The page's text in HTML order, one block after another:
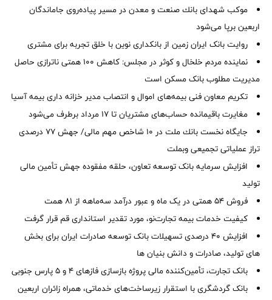
موكب شهدای بانك صنعت و معدن در مسیر پیاده‌روی جاماندگان
اربعین برپا می‌شود
روایت بانک ایران زمین از بانکداری نوین با خلق تجربه برای مشتری
نماینده مردم خلخال و کوثر در مجلس: کاهش ۱۰۰ همتی ناترازی حاصل
مدیریت مطلوب بانک مسکن است
تکریم معاون فنی بیمه‌های اموال و انتصاب مدیر خزانه داری بیمه آسیا
مغایرت‌ باقیمانده حساب‌های مشتریان تا ۱۷ مرداد برطرف می‌شود
جایگاه نخست بانك ملت در 10 شاخص مهم مالی/ جهش 77 درصدی
تراز عملیاتی تجمیعی وبملت
افزایش سرمایه بانک توسعه تعاون، حلقه مفقوده جهش تأمین مالی
تولید
فروش 54 همتی در یک ماه و عبور درآمد سه‌ماهه از 81 همت
کیفیت خدمات بیمه تجارت‌نو، مورد تقدیر استانداری قم قرار گرفت
افزایش 40 درصدی تسهیلات بانک توسعه صادرات ایران برای بخش
های تولید، صادرات و دانش بنیان ها
بانک تجارت، تأمین‌کننده مالی پروژه بازسازی فازهای ۴ و ۵ پارس جنوبی
بانک گردشگری با استقرار زیرساخت‌های خدماتی، همراه زائران اربعین